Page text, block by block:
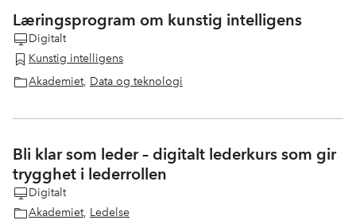
Læringsprogram om kunstig intelligens
Digitalt
Kunstig intelligens
Akademiet, Data og teknologi
Bli klar som leder – digitalt lederkurs som gir
trygghet i lederrollen
Digitalt
Akademiet, Ledelse